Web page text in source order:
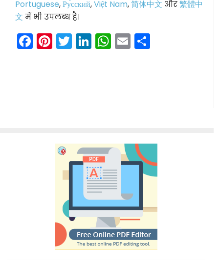
Portuguese,Ру́сский,Việt Nam,简体中文 और繁體中
文 में भी उपलब्ध है।
Facebook
Pinterest
Twitter
LinkedIn
WhatsApp
Email